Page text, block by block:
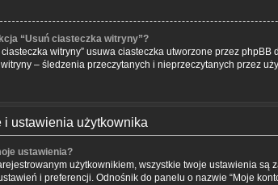
“Usuń ciasteczka witryny”?
ciasteczka witryny” usuwa ciasteczka utworzone przez
– śledzenia przeczytanych i nieprzeczytanych przez
i ustawienia użytkownika
ustawienia?
użytkownikiem, wszystkie twoje ustawienia
i preferencji. Odnośnik do panelu o nazwie “Moje